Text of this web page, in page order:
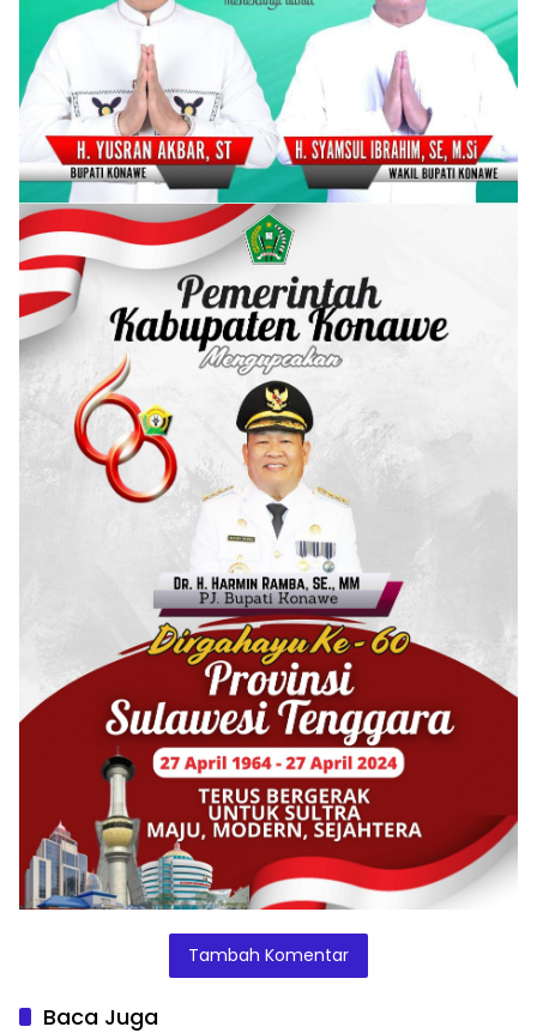
Tambah Komentar
Baca Juga